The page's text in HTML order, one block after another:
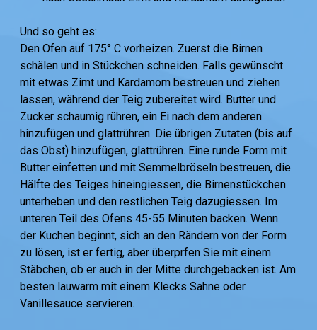
Und so geht es:
Den Ofen auf 175° C vorheizen. Zuerst die Birnen
schälen und in Stückchen schneiden. Falls gewünscht
mit etwas Zimt und Kardamom bestreuen und ziehen
lassen, während der Teig zubereitet wird. Butter und
Zucker schaumig rühren, ein Ei nach dem anderen
hinzufügen und glattrühren. Die übrigen Zutaten (bis auf
das Obst) hinzufügen, glattrühren. Eine runde Form mit
Butter einfetten und mit Semmelbröseln bestreuen, die
Hälfte des Teiges hineingiessen, die Birnenstückchen
unterheben und den restlichen Teig dazugiessen. Im
unteren Teil des Ofens 45-55 Minuten backen. Wenn
der Kuchen beginnt, sich an den Rändern von der Form
zu lösen, ist er fertig, aber überprfen Sie mit einem
Stäbchen, ob er auch in der Mitte durchgebacken ist. Am
besten lauwarm mit einem Klecks Sahne oder
Vanillesauce servieren.